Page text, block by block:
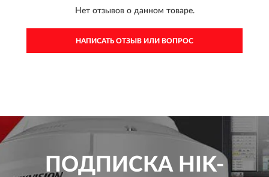
Нет отзывов о данном товаре.
НАПИСАТЬ ОТЗЫВ ИЛИ ВОПРОС
ПОДПИСКА HIK-